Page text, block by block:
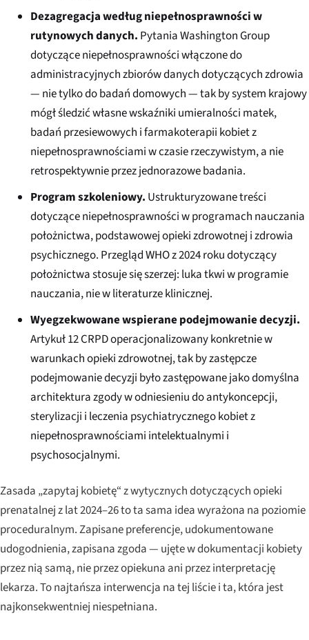
Dezagregacja według niepełnosprawności w
rutynowych danych. Pytania Washington Group
dotyczące niepełnosprawności włączone do
administracyjnych zbiorów danych dotyczących zdrowia
— nie tylko do badań domowych — tak by system krajowy
mógł śledzić własne wskaźniki umieralności matek,
badań przesiewowych i farmakoterapii kobiet z
niepełnosprawnościami w czasie rzeczywistym, a nie
retrospektywnie przez jednorazowe badania.
Program szkoleniowy. Ustrukturyzowane treści
dotyczące niepełnosprawności w programach nauczania
położnictwa, podstawowej opieki zdrowotnej i zdrowia
psychicznego. Przegląd WHO z 2024 roku dotyczący
położnictwa stosuje się szerzej: luka tkwi w programie
nauczania, nie w literaturze klinicznej.
Wyegzekwowane wspierane podejmowanie decyzji.
Artykuł 12 CRPD operacjonalizowany konkretnie w
warunkach opieki zdrowotnej, tak by zastępcze
podejmowanie decyzji było zastępowane jako domyślna
architektura zgody w odniesieniu do antykoncepcji,
sterylizacji i leczenia psychiatrycznego kobiet z
niepełnosprawnościami intelektualnymi i
psychosocjalnymi.
Zasada „zapytaj kobietę“ z wytycznych dotyczących opieki
prenatalnej z lat 2024–26 to ta sama idea wyrażona na poziomie
proceduralnym. Zapisane preferencje, udokumentowane
udogodnienia, zapisana zgoda — ujęte w dokumentacji kobiety
przez nią samą, nie przez opiekuna ani przez interpretację
lekarza. To najtańsza interwencja na tej liście i ta, która jest
najkonsekwentniej niespełniana.